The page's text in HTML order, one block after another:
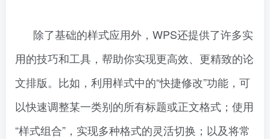
除了基础的样式应用外，WPS还提供了许多实
用的技巧和工具，帮助你实现更高效、更精致的论
文排版。比如，利用样式中的“快捷修改”功能，可
以快速调整某一类别的所有标题或正文格式；使用
“样式组合”，实现多种格式的灵活切换；以及将常